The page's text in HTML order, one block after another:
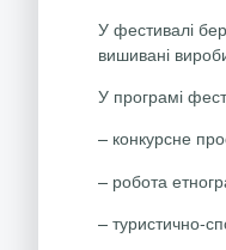
У фестивалі
вишивані
У програмі
– конкурсне
– робота
– туристично-